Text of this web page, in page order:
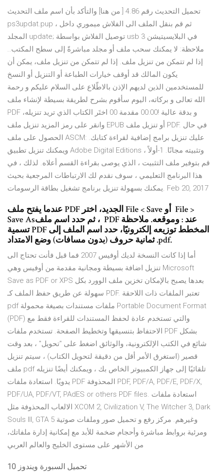
تحميل التحديث رقم 4.86 [ من هنا] والتأكد بأن اسم ملف التحديث
ps3updat.pup ، ثم قم بنقل الملف الى الفلاش ميموري داخل
المجلد update; توصيل الفلاش بواسطة usb في البلايسيتيشن 3
ملاحظة: لا يمكنك سحب ملف أو مجلد مباشرةً إلى سطح المكتب..
إذا لم تتمكن من تنزيل ملف. إذا لم تتمكن من تنزيل ملف، يمكن أن
يكون المالك قد أوقف خيارات الطباعة أو التنزيل أو النسخ
للمستخدمين الذين لديهم الإذن بالاطّلاع على السلام عليكم و رحمة
الله تعالى و بركاته، اليوم سأقوم بشرح لطريقة بسيطة لإنشاء ملف
PDF و بدقة عالية !00:00 مقدمة 00 اختَر الكتاب الذي تريد تنزيله،
وانقر على رمز المزيد تنزيل ملف EPUB أو تنزيل ملف PDF. في حال
الحصول على ملف ASCM: عليك تنزيل برامج إضافية لقراءة كتابك.
ويمكنك تنزيل تطبيق Adobe Digital Editions وتثبيته مجانًا. 1-أولاً ،
قم بتوفير ملف التثبيت ، الذي يوصى بقراءة القسم أعلاه. لذلك ، في
هذا البرنامج التعليمي ، سوف نقدم لك الارتباطات المرجعية بحيث
يمكنك بسهولة تنزيل برنامج تشغيل بطاقة الرسومات. Feb 20, 2017
عندما يفتح ملف PDF الجديد، اختر File‏ > ‏Save ‏ أو File‏ >
Save As‏ ، ثم حدد اسم ملف PDF وموقعه. ملاحظة ‎: عند
تسمية PDF المخطط توزيعه إلكترونيًا، حدد اسم الملف إلى
ثمانية حروف (بدون مسافات) وضع الامتداد .pdf.
أما إذا كانت النسخة لديك أوفيس 2007 فما قبل فأنت تحتاج الى
تنزيل اضافة بسيطة ومجانية مقدمة من أوفيس وهي Microsoft
Save as PDF or XPS بعدها يصبح بالإمكان تخزين ملف الوورد بكل
سهولة عن طريق حفظ الملف كـ PDF. تعتبر الملفات ذات اللاحقة
pdf ملفات مستندات بصيغة محمولة Portable Document Format
(PDF) والتي تستخدم عادة لحفظ المستندات للقراءة فقط مع
الاحتفاظ بتنسيقها وتخطيط الصفحة. تستخدم ملفات PDF بشكل
شائع في الكتب الإلكترونية، والوثائق اضغط على "تحويل" ، بعد وقت
قصير (استغرق الأمر أقل من دقيقة لتحويل الكتاب) ، سيتم تنزيل
ملف pdf تلقائيًا إلى جهاز الكمبيوتر الخاص بك ، ويمكنك أيضًا تنزيله
يدويًا. استعادة ملفات PDF المحذوفة PDF, PDF/A, PDF/E, PDF/X,
PDF/UA, PDF/VT, PAdES or others PDF files. استعادة ملفات
الالعاب المحذوفة مثل XCOM 2, Civilization V, The Witcher 3, Dark
Souls III, GTA 5 وغيرهم. مركز رفع و تحميل صور وملفات صوتية
ومرئية بروابط مباشرة وأحجام ضخمة للأبد مع إمكانية إدارة ملفاتك،
من الأشهر على مستوى الخليج والعالم العربي
تحميل السبورة ويندوز 10